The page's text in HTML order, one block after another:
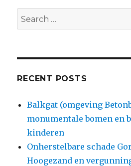
Search
for:
RECENT POSTS
Balkgat (omgeving
monumentale bomen en
kinderen
Onherstelbare schade
Hoogezand en